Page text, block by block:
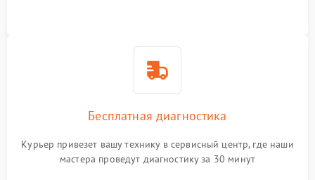
Бесплатная диагностика
Курьер привезет вашу технику в сервисный центр, где наши
мастера проведут диагностику за 30 минут